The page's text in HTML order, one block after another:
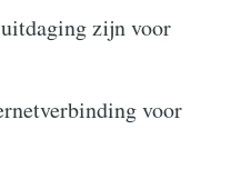
zijn voor
voor